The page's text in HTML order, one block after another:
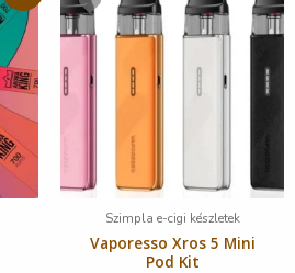
Szimpla e-cigi készletek
Vaporesso Xros 5 Mini
Pod Kit